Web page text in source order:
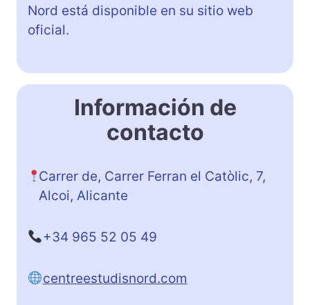
Nord está disponible en su sitio web
oficial.
Información de
contacto
Carrer de, Carrer Ferran el Catòlic, 7,
Alcoi, Alicante
+34 965 52 05 49
centreestudisnord.com